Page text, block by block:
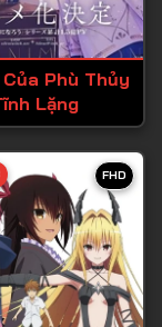
Phù Thủy
Lặng
FHD